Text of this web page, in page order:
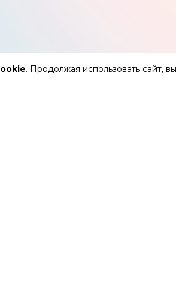
. Продолжая использовать сайт,